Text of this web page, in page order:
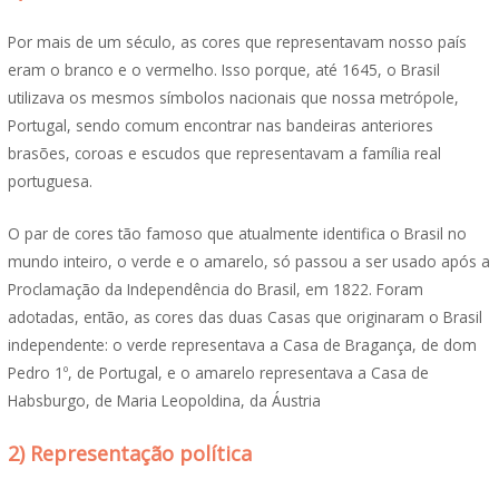
Por mais de um século, as cores que representavam nosso país
eram o branco e o vermelho. Isso porque, até 1645, o Brasil
utilizava os mesmos símbolos nacionais que nossa metrópole,
Portugal, sendo comum encontrar nas bandeiras anteriores
brasões, coroas e escudos que representavam a família real
portuguesa.
O par de cores tão famoso que atualmente identifica o Brasil no
mundo inteiro, o verde e o amarelo, só passou a ser usado após a
Proclamação da Independência do Brasil, em 1822. Foram
adotadas, então, as cores das duas Casas que originaram o Brasil
independente: o verde representava a Casa de Bragança, de dom
Pedro 1º, de Portugal, e o amarelo representava a Casa de
Habsburgo, de Maria Leopoldina, da Áustria
2) Representação política